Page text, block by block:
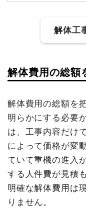
建物の種類/構造
坪数
建物解体費用
総額
品名
鉄骨造住宅49坪2階建
て
養生費
火災ゴミ処分
火災ゴミ処分
駐車場撤去
物置撤去
解体工
建物の種類/構造
建物解体費用
総額
品名
内装解体店舗18坪1階
て
解体費用の総額
解体費用の総額を
明らかにする必要
は、工事内容だけ
によって価格が変
ていて重機の進入
する人件費が見積
明確な解体費用は
りません。